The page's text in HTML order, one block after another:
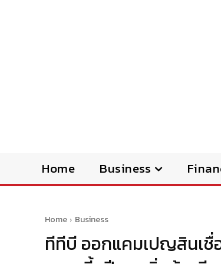
Home Business
Home Business
ทีทีบี ออกแคมเปญสินเชื่